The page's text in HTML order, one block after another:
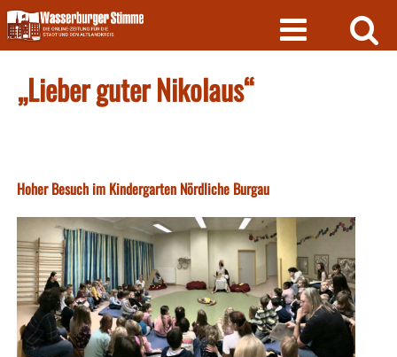
Skip
to
content
„Lieber guter Nikolaus“
Hoher Besuch im Kindergarten Nördliche Burgau